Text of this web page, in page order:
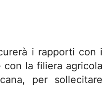
i rapporti con i
la filiera agricola
per sollecitare